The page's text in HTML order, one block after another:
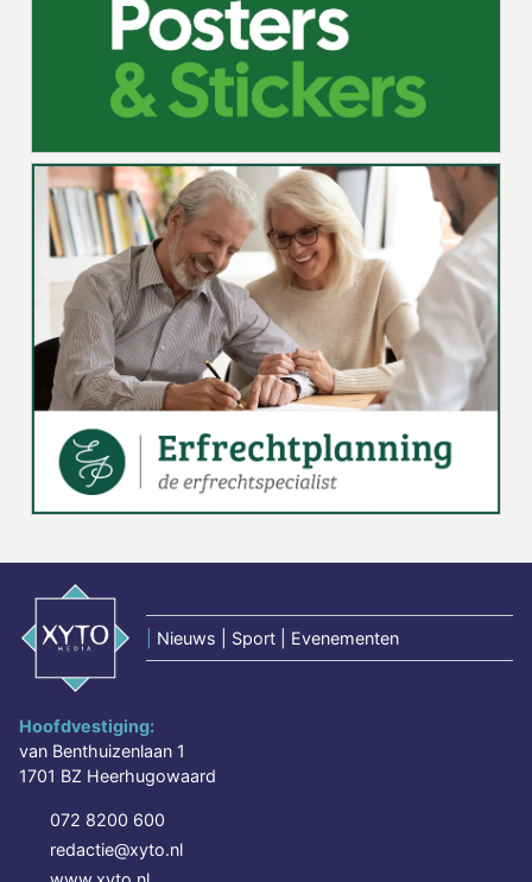
Nieuws | Sport | Evenementen
Hoofdvestiging:
van Benthuizenlaan 1
1701 BZ Heerhugowaard
072 8200 600
redactie@xyto.nl